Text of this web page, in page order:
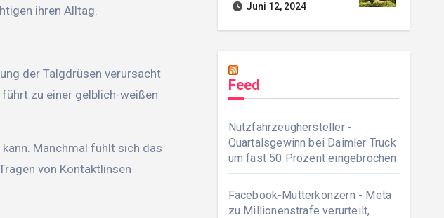
ihren Alltag.
der Talgdrüsen verursacht
zu einer gelblich-weißen
Manchmal fühlt sich das
von Kontaktlinsen
Juni 12, 2024
Feed
Nutzfahrzeughersteller -
Quartalsgewinn bei Daimler Truck
um fast 50 Prozent eingebrochen
Facebook-Mutterkonzern - Meta
zu Millionenstrafe verurteilt,